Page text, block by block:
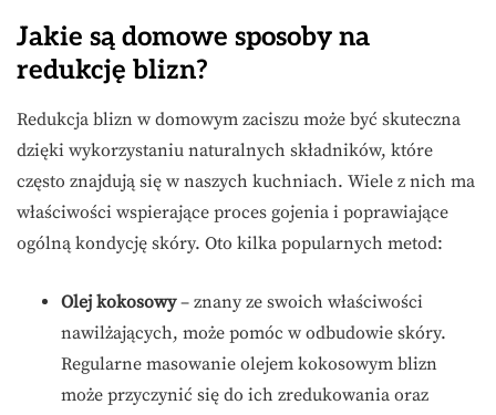
Jakie są domowe sposoby na
redukcję blizn?
Redukcja blizn w domowym zaciszu może być skuteczna
dzięki wykorzystaniu naturalnych składników, które
często znajdują się w naszych kuchniach. Wiele z nich ma
właściwości wspierające proces gojenia i poprawiające
ogólną kondycję skóry. Oto kilka popularnych metod:
Olej kokosowy– znany ze swoich właściwości
nawilżających, może pomóc w odbudowie skóry.
Regularne masowanie olejem kokosowym blizn
może przyczynić się do ich zredukowania oraz